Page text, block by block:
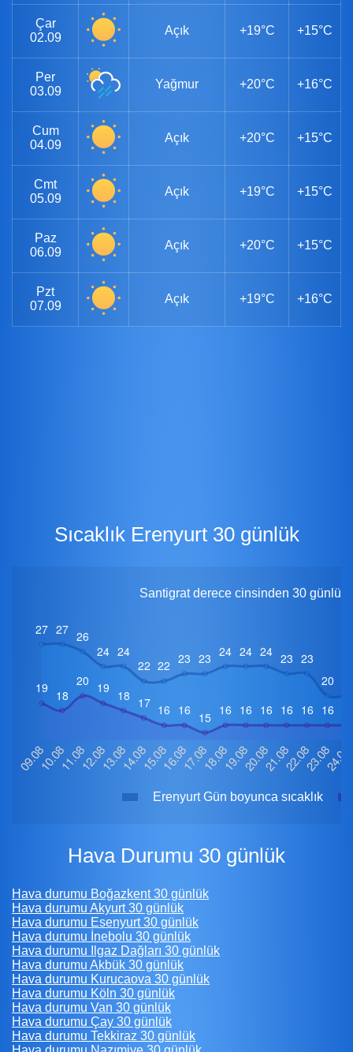
Çar
02.09
Açık +19°C +15°C
Per
03.09
Yağmur +20°C +16°C
Cum
04.09
Açık +20°C +15°C
Cmt
05.09
Açık +19°C +15°C
Paz
06.09
Açık +20°C +15°C
Pzt
07.09
Açık +19°C +16°C
Sıcaklık Erenyurt 30 günlük
Santigrat derece cinsinden 30 günlük
Erenyurt Gün boyunca sıcaklık
Hava Durumu 30 günlük
Hava durumu Boğazkent 30 günlük
Hava durumu Akyurt 30 günlük
Hava durumu Esenyurt 30 günlük
Hava durumu İnebolu 30 günlük
Hava durumu Ilgaz Dağları 30 günlük
Hava durumu Akbük 30 günlük
Hava durumu Kurucaova 30 günlük
Hava durumu Köln 30 günlük
Hava durumu Van 30 günlük
Hava durumu Çay 30 günlük
Hava durumu Tekkiraz 30 günlük